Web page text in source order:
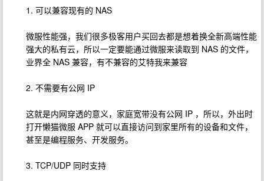
1. 可以兼容现有的 NAS
微服性能强，我们很多极客用户买回去都是想着换全新高端性能
强大的私有云，所以一定要能通过微服来读取到 NAS 的文件，
业界全 NAS 兼容，有不兼容的艾特我来兼容
2. 不需要有公网 IP
这就是内网穿透的意义，家庭宽带没有公网 IP ，所以，外出时
打开懒猫微服 APP 就可以直接访问到家里所有的设备和文件，
甚至是编程服务、开发服务。
3. TCP/UDP 同时支持